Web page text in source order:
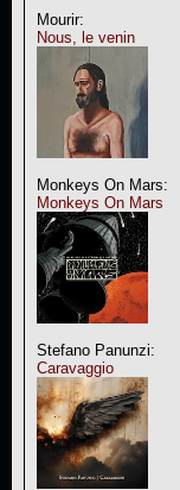
Mourir:
Nous, le venin
Monkeys On Mars:
Monkeys On Mars
Stefano Panunzi:
Caravaggio